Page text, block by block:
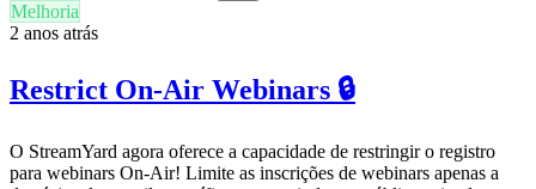
Melhoria
2 anos atrás
Restrict On-Air Webinars 🔒
O StreamYard agora oferece a capacidade de restringir o registro
para webinars On-Air! Limite as inscrições de webinars apenas a